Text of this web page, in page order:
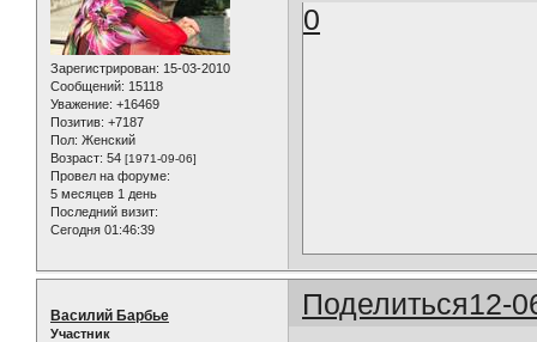
Зарегистрирован: 15-03-2010
Сообщений: 15118
Уважение: +16469
Позитив: +7187
Пол: Женский
Возраст: 54 [1971-09-06]
Провел на форуме:
5 месяцев 1 день
Последний визит:
Сегодня 01:46:39
0
Поделиться12-
Василий Барбье
Участник